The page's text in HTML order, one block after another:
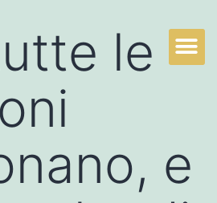
le
e